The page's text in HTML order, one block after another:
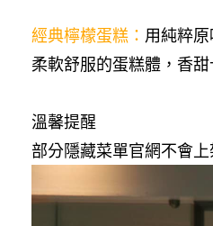
​經典檸檬蛋糕： 用純粹
柔軟舒服的蛋糕體，香
溫馨提醒
部分隱藏菜單官網不會